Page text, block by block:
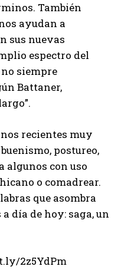
También
ayudan a
sus nuevas
espectro del
siempre
Battaner,
recientes muy
postureo,
algunos con uso
o comadrear.
que asombra
día de hoy: saga, un
2z5YdPm